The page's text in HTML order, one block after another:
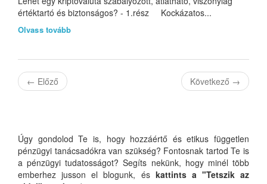
értéktartó és biztonságos? - 1.rész Kockázatos...
Olvass tovább
← Előző Következő →
Úgy gondolod Te is, hogy hozzáértő és etikus független
pénzügyi tanácsadókra van szükség? Fontosnak tartod Te is
a pénzügyi tudatosságot? Segíts nekünk, hogy minél több
emberhez jusson el blogunk, és kattints a "Tetszik az